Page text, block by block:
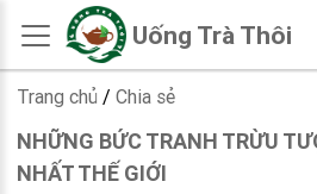
Uống Trà Thôi
Trang chủ / Chia sẻ
NHỮNG BỨC TRANH TRỪU
NHẤT THẾ GIỚI